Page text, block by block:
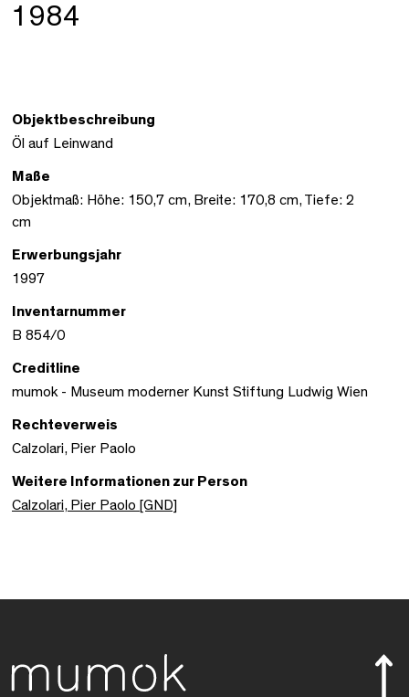
1984
Objektbeschreibung
Öl auf Leinwand
Maße
Objektmaß: Höhe: 150,7 cm, Breite: 170,8 cm, Tiefe: 2
cm
Erwerbungsjahr
1997
Inventarnummer
B 854/0
Creditline
mumok - Museum moderner Kunst Stiftung Ludwig Wien
Rechteverweis
Calzolari, Pier Paolo
Weitere Informationen zur Person
Calzolari, Pier Paolo [GND]